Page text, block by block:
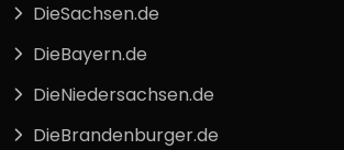
DieSachsen.de
DieBayern.de
DieNiedersachsen.de
DieBrandenburger.de